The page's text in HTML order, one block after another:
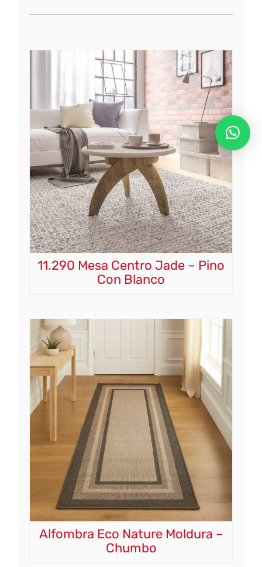
11.290 Mesa Centro Jade – Pino
Con Blanco
Alfombra Eco Nature Moldura –
Chumbo